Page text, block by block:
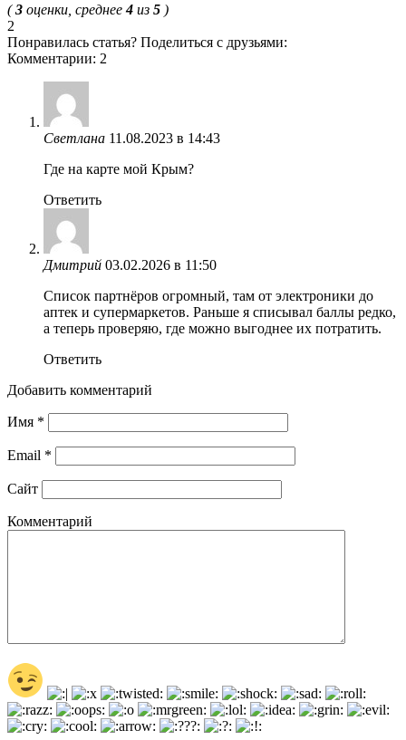
(3 оценки, среднее4 из 5 )
2
Понравилась статья? Поделиться с друзьями:
Комментарии: 2
Светлана 11.08.2023 в 14:43
Где на карте мой Крым?
Ответить
Дмитрий 03.02.2026 в 11:50
Список партнёров огромный, там от электроники до
аптек и супермаркетов. Раньше я списывал баллы редко,
а теперь проверяю, где можно выгоднее их потратить.
Ответить
Добавить комментарий
Имя *
Email *
Сайт
Комментарий